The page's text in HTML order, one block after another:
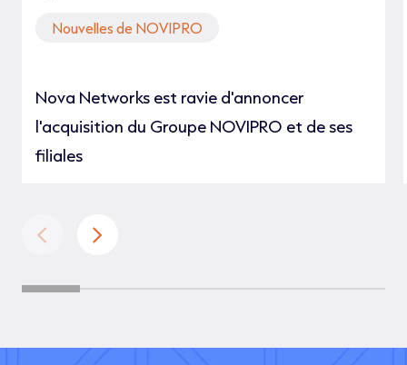
Nouvelles de NOVIPRO
Nova Networks est ravie d'annoncer
l'acquisition du Groupe NOVIPRO et de ses
filiales